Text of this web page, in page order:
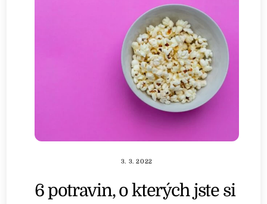
3. 3. 2022
6 potravin, o kterých jste si